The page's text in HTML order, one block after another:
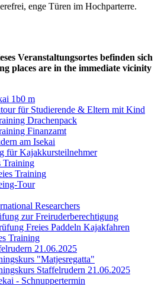
enge Türen im Hochparterre.
Veranstaltungsortes befinden sich
places are in the immediate vicinity
1b0 m
für Studierende & Eltern mit Kind
Drachenpack
Finanzamt
am Isekai
für Kajakkursteilnehmer
Training
Training
Tour
Researchers
zur Freiruderberechtigung
Freies Paddeln Kajakfahren
Training
21.06.2025
"Matjesregatta"
Staffelrudern 21.06.2025
- Schnuppertermin